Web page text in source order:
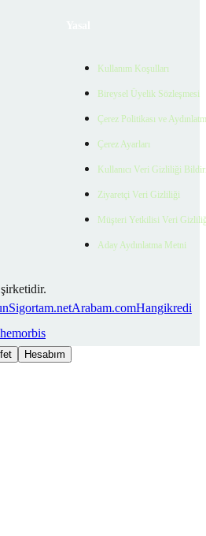
Kullanım Koşulları
Bireysel Üyelik Sözleşmesi
Çerez Politikası ve
Çerez Ayarları
Kullanıcı Veri Gizliliği
Ziyaretçi Veri Gizliliği
Müşteri Yetkilisi Veri
Aday Aydınlatma Metni
Sigortam.netArabam.comHangikredi
Hesabım